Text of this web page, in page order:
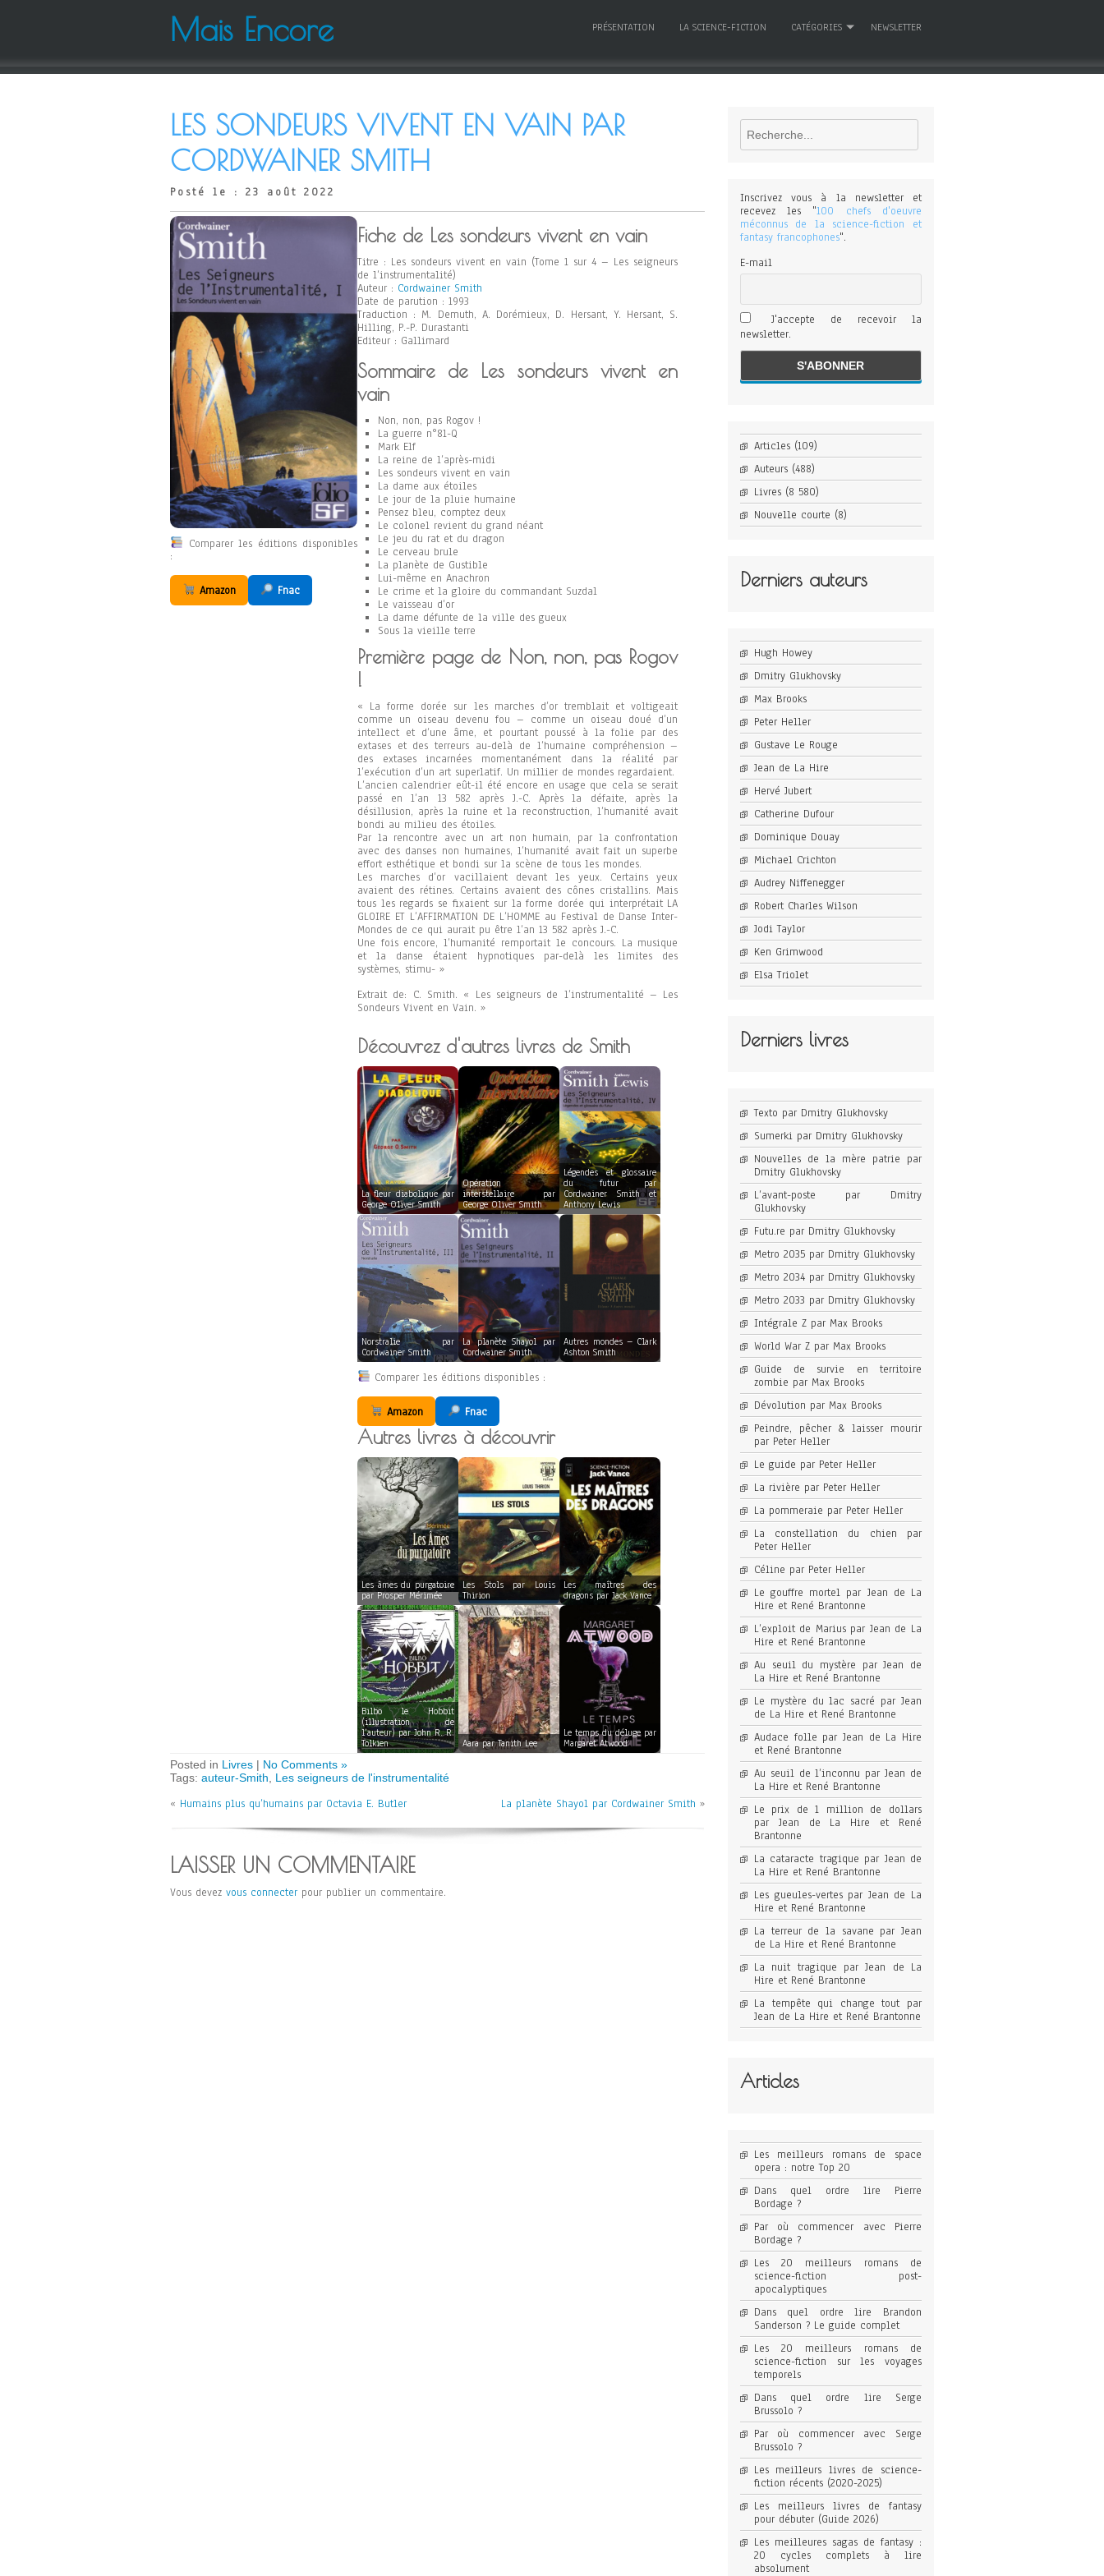
Mais Encore PRÉSENTATION LA SCIENCE-FICTION CATÉGORIES NEWSLETTER
LES SONDEURS VIVENT EN VAIN PAR
CORDWAINER SMITH
Posté le : 23 août 2022
Comparer les éditions disponibles
:
Amazon Fnac
Fiche de Les sondeurs vivent en vain
Titre : Les sondeurs vivent en vain (Tome 1 sur 4 – Les seigneurs
de l’instrumentalité)
Auteur : Cordwainer Smith
Date de parution : 1993
Traduction : M. Demuth, A. Dorémieux, D. Hersant, Y. Hersant, S.
Hilling, P.-P. Durastanti
Editeur : Gallimard
Sommaire de Les sondeurs vivent en
vain
Non, non, pas Rogov !
La guerre n°81-Q
Mark Elf
La reine de l’après-midi
Les sondeurs vivent en vain
La dame aux étoiles
Le jour de la pluie humaine
Pensez bleu, comptez deux
Le colonel revient du grand néant
Le jeu du rat et du dragon
Le cerveau brule
La planète de Gustible
Lui-même en Anachron
Le crime et la gloire du commandant Suzdal
Le vaisseau d’or
La dame défunte de la ville des gueux
Sous la vieille terre
Première page de Non, non, pas Rogov
!
« La forme dorée sur les marches d’or tremblait et voltigeait
comme un oiseau devenu fou – comme un oiseau doué d’un
intellect et d’une âme, et pourtant poussé à la folie par des
extases et des terreurs au-delà de l’humaine compréhension –
des extases incarnées momentanément dans la réalité par
l’exécution d’un art superlatif. Un millier de mondes regardaient.
L’ancien calendrier eût-il été encore en usage que cela se serait
passé en l’an 13 582 après J.-C. Après la défaite, après la
désillusion, après la ruine et la reconstruction, l’humanité avait
bondi au milieu des étoiles.
Par la rencontre avec un art non humain, par la confrontation
avec des danses non humaines, l’humanité avait fait un superbe
effort esthétique et bondi sur la scène de tous les mondes.
Les marches d’or vacillaient devant les yeux. Certains yeux
avaient des rétines. Certains avaient des cônes cristallins. Mais
tous les regards se fixaient sur la forme dorée qui interprétait LA
GLOIRE ET L’AFFIRMATION DE L’HOMME au Festival de Danse Inter-
Mondes de ce qui aurait pu être l’an 13 582 après J.-C.
Une fois encore, l’humanité remportait le concours. La musique
et la danse étaient hypnotiques par-delà les limites des
systèmes, stimu- »
Extrait de: C. Smith. « Les seigneurs de l’instrumentalité – Les
Sondeurs Vivent en Vain. »
Découvrez d'autres livres de Smith
La fleur diabolique par
George Oliver Smith
Opération
interstellaire par
George Oliver Smith
Légendes et glossaire
du futur par
Cordwainer Smith et
Anthony Lewis
Norstralie par
Cordwainer Smith
La planète Shayol par
Cordwainer Smith
Autres mondes – Clark
Ashton Smith
Comparer les éditions disponibles :
Amazon Fnac
Autres livres à découvrir
Les âmes du purgatoire
par Prosper Mérimée
Les Stols par Louis
Thirion
Les maîtres des
dragons par Jack Vance
Bilbo le Hobbit
(illustration de
l’auteur) par John R. R.
Tolkien
Aara par Tanith Lee
Le temps du déluge par
Margaret Atwood
Posted in Livres | No Comments »
Tags: auteur-Smith, Les seigneurs de l'instrumentalité
« Humains plus qu’humains par Octavia E. Butler La planète Shayol par Cordwainer Smith »
LAISSER UN COMMENTAIRE
Vous devez vous connecter pour publier un commentaire.
Rechercher
Inscrivez vous à la newsletter et
recevez les "100 chefs d'oeuvre
méconnus de la science-fiction et
fantasy francophones".
E-mail
J'accepte de recevoir la
newsletter.
Articles(109)
Auteurs(488)
Livres(8 580)
Nouvelle courte (8)
Derniers auteurs
Hugh Howey
Dmitry Glukhovsky
Max Brooks
Peter Heller
Gustave Le Rouge
Jean de La Hire
Hervé Jubert
Catherine Dufour
Dominique Douay
Michael Crichton
Audrey Niffenegger
Robert Charles Wilson
Jodi Taylor
Ken Grimwood
Elsa Triolet
Derniers livres
Texto par Dmitry Glukhovsky
Sumerki par Dmitry Glukhovsky
Nouvelles de la mère patrie par
Dmitry Glukhovsky
L’avant-poste par Dmitry
Glukhovsky
Futu.re par Dmitry Glukhovsky
Metro 2035 par Dmitry Glukhovsky
Metro 2034 par Dmitry Glukhovsky
Metro 2033 par Dmitry Glukhovsky
Intégrale Z par Max Brooks
World War Z par Max Brooks
Guide de survie en territoire
zombie par Max Brooks
Dévolution par Max Brooks
Peindre, pêcher & laisser mourir
par Peter Heller
Le guide par Peter Heller
La rivière par Peter Heller
La pommeraie par Peter Heller
La constellation du chien par
Peter Heller
Céline par Peter Heller
Le gouffre mortel par Jean de La
Hire et René Brantonne
L’exploit de Marius par Jean de La
Hire et René Brantonne
Au seuil du mystère par Jean de
La Hire et René Brantonne
Le mystère du lac sacré par Jean
de La Hire et René Brantonne
Audace folle par Jean de La Hire
et René Brantonne
Au seuil de l’inconnu par Jean de
La Hire et René Brantonne
Le prix de 1 million de dollars
par Jean de La Hire et René
Brantonne
La cataracte tragique par Jean de
La Hire et René Brantonne
Les gueules-vertes par Jean de La
Hire et René Brantonne
La terreur de la savane par Jean
de La Hire et René Brantonne
La nuit tragique par Jean de La
Hire et René Brantonne
La tempête qui change tout par
Jean de La Hire et René Brantonne
Articles
Les meilleurs romans de space
opera : notre Top 20
Dans quel ordre lire Pierre
Bordage ?
Par où commencer avec Pierre
Bordage ?
Les 20 meilleurs romans de
science-fiction post-
apocalyptiques
Dans quel ordre lire Brandon
Sanderson ? Le guide complet
Les 20 meilleurs romans de
science-fiction sur les voyages
temporels
Dans quel ordre lire Serge
Brussolo ?
Par où commencer avec Serge
Brussolo ?
Les meilleurs livres de science-
fiction récents (2020-2025)
Les meilleurs livres de fantasy
pour débuter (Guide 2026)
Les meilleures sagas de fantasy :
20 cycles complets à lire
absolument